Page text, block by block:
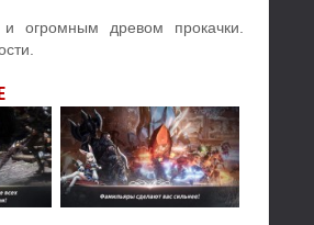
огромным древом прокачки.